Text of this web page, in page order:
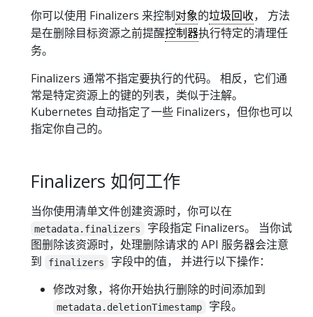
你可以使用 Finalizers 来控制对象的垃圾回收， 方法
是在删除目标资源之前提醒控制器执行特定的清理任
务。
Finalizers 通常不指定要执行的代码。 相反，它们通
常是特定资源上的键的列表，类似于注解。
Kubernetes 自动指定了一些 Finalizers，但你也可以
指定你自己的。
Finalizers 如何工作
当你使用清单文件创建资源时，你可以在
metadata.finalizers
字段指定 Finalizers。 当你试
图删除该资源时，处理删除请求的 API 服务器会注意
到
finalizers
字段中的值， 并进行以下操作：
修改对象，将你开始执行删除的时间添加到
metadata.deletionTimestamp
字段。